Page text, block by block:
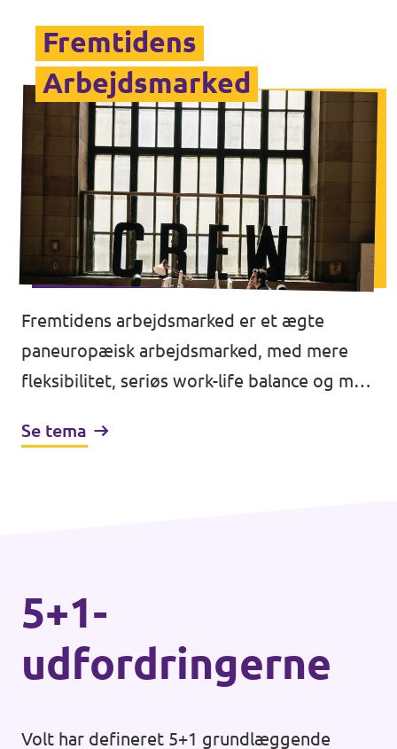
Fremtidens
Arbejdsmarked
Fremtidens arbejdsmarked er et ægte
paneuropæisk arbejdsmarked, med mere
fleksibilitet, seriøs work-life balance og med
og retning flere gang i vores liv.
Se tema
5+1-
udfordringerne
Volt har defineret 5+1 grundlæggende